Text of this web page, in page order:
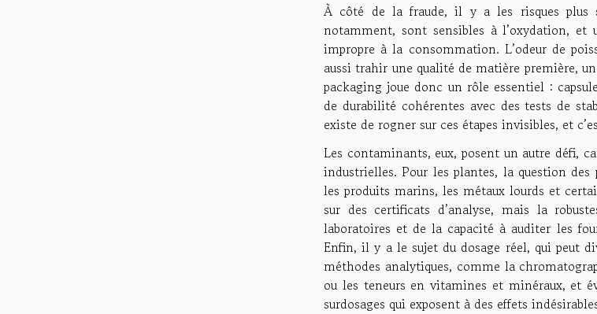
À côté de la fraude, il y a les risques plus
notamment, sont sensibles à l’oxydation,
impropre à la consommation. L’odeur de
aussi trahir une qualité de matière première,
packaging joue donc un rôle essentiel :
de durabilité cohérentes avec des tests de
existe de rogner sur ces étapes invisibles, et
Les contaminants, eux, posent un autre défi,
industrielles. Pour les plantes, la question
les produits marins, les métaux lourds et
sur des certificats d’analyse, mais la
laboratoires et de la capacité à auditer les
Enfin, il y a le sujet du dosage réel, qui peut
méthodes analytiques, comme la
ou les teneurs en vitamines et minéraux, et
surdosages qui exposent à des effets